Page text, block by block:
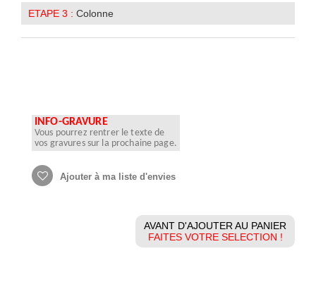
ETAPE 3 : Colonne
INFO-GRAVURE
Vous pourrez rentrer le texte de
vos gravures sur la prochaine page.
Ajouter à ma liste d'envies
AVANT D'AJOUTER AU PANIER
FAITES VOTRE SELECTION !